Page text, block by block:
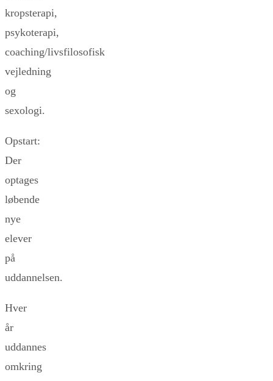
kropsterapi,
psykoterapi,
coaching/livsfilosofisk
vejledning
og
sexologi.
Opstart:
Der
optages
løbende
nye
elever
på
uddannelsen.
Hver
år
uddannes
omkring